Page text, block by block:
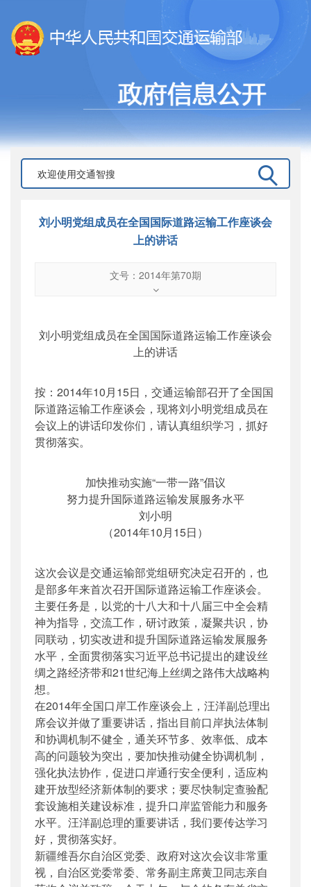
刘小明党组成员在全国国际道路运输工作座谈会
上的讲话
文号：2014年第70期
2014年第70期
公开日期 ：
主题词：
刘小明;道路;运输;座谈会;讲话
公文类型 ：其他
刘小明党组成员在全国国际道路运输工作座谈会
上的讲话
按：2014年10月15日，交通运输部召开了全国国
际道路运输工作座谈会，现将刘小明党组成员在
会议上的讲话印发你们，请认真组织学习，抓好
贯彻落实。
加快推动实施“一带一路”倡议
努力提升国际道路运输发展服务水平
刘小明
（2014年10月15日）
这次会议是交通运输部党组研究决定召开的，也
是部多年来首次召开国际道路运输工作座谈会。
主要任务是，以党的十八大和十八届三中全会精
神为指导，交流工作，研讨政策，凝聚共识，协
同联动，切实改进和提升国际道路运输发展服务
水平，全面贯彻落实习近平总书记提出的建设丝
绸之路经济带和21世纪海上丝绸之路伟大战略构
想。
在2014年全国口岸工作座谈会上，汪洋副总理出
席会议并做了重要讲话，指出目前口岸执法体制
和协调机制不健全，通关环节多、效率低、成本
高的问题较为突出，要加快推动健全协调机制，
强化执法协作，促进口岸通行安全便利，适应构
建开放型经济新体制的要求；要尽快制定查验配
套设施相关建设标准，提升口岸监管能力和服务
水平。汪洋副总理的重要讲话，我们要传达学习
好，贯彻落实好。
新疆维吾尔自治区党委、政府对这次会议非常重
视，自治区党委常委、常务副主席黄卫同志亲自